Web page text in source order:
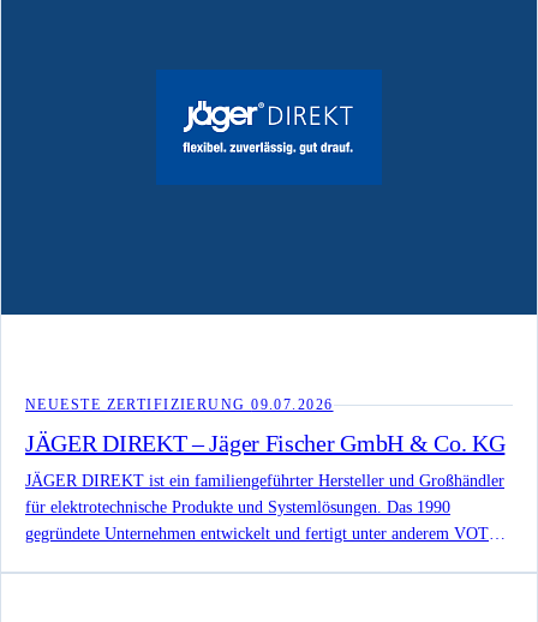
NEUESTE ZERTIFIZIERUNG09.07.2026
JÄGER DIREKT – Jäger Fischer GmbH & Co. KG
JÄGER DIREKT ist ein familiengeführter Hersteller und Großhändler
für elektrotechnische Produkte und Systemlösungen. Das 1990
gegründete Unternehmen entwickelt und fertigt unter anderem VOTHA